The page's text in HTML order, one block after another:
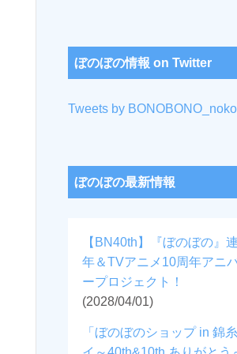
ぼのぼの情報 on Twitter
Tweets by
ぼのぼの最新情報
【BN40th】『ぼのぼの』
年＆TVアニメ10周年アニ
ープロジェクト！
(2028/04/01)
「ぼのぼのショップ in 錦